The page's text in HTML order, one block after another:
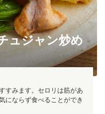
ュジャン炒め
すみます。セロリは筋があ
にならず食べることができ